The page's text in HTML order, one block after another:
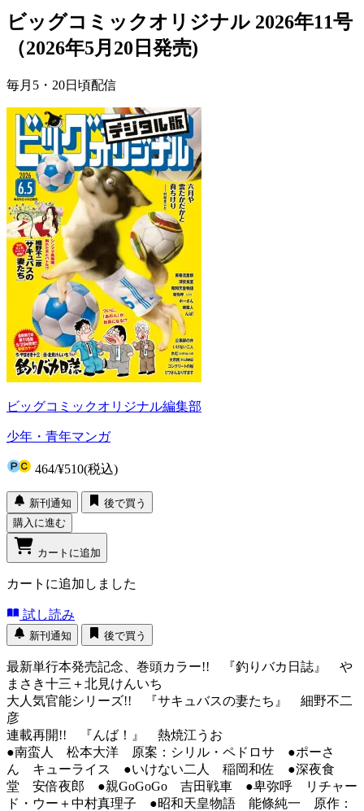
ビッグコミックオリジナル 2026年11号
（2026年5月20日発売)
毎月5・20日頃配信
ビッグコミックオリジナル編集部
少年・青年マンガ
464/¥510(税込)
新刊通知
後で買う
購入に進む
カートに追加
カートに追加しました
試し読み
新刊通知 後で買う
最新単行本発売記念、巻頭カラー!! 『釣りバカ日誌』 や
まさき十三＋北見けんいち
大人気官能シリーズ!! 『サキュバスの妻たち』 細野不二
彦
連載再開!! 『んば！』 熱焼江うお
●南蛮人 松本大洋 原案：シリル・ペドロサ ●ポーさ
ん キューライス ●いけない二人 稲岡和佐 ●深夜食
堂 安倍夜郎 ●親GoGoGo 吉田戦車 ●卑弥呼 リチャー
ド・ウー＋中村真理子 ●昭和天皇物語 能條純一 原作：